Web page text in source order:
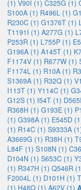
(1) V90I (1) C325G (1)
S100A (1) R496L (1)
R230C (1) G1376T (1)
T1191I (1) A277G (1)
P253R (1) L755P (1)
G196A (1) A145T (1)
F1174V (1) R677W (1)
F1174L (1) R10A (1)
S1369A (1) R32Q (1)
I113T (1) Y114C (1)
G12S (1) I54T (1)
R368H (1) G193E (1)
(1) G398A (1) E545D
(1) R14C (1) S9333A
A3669G (1) R38H (1)
L84F (1) S108N (1)
D104N (1) S653C (1)
(1) R347H (1) Q546R
F2004L (1) D101H (1)
(1) H48Q (1) A62V (1)